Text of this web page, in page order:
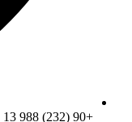
+90 (232) 988 13 03